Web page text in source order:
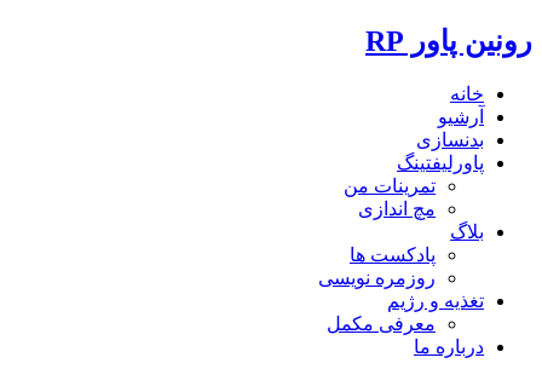
رونین پاور RP
خانه
آرشیو
بدنسازی
پاورلیفتینگ
تمرینات من
مچ اندازی
بلاگ
پادکست ها
روزمره نویسی
تغذیه و رژیم
معرفی مکمل
درباره ما